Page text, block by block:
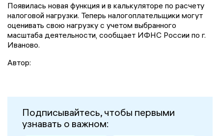
Появилась новая функция и в калькуляторе по расчету
налоговой нагрузки. Теперь налогоплательщики могут
оценивать свою нагрузку с учетом выбранного
масштаба деятельности, сообщает ИФНС России по г.
Иваново.
Автор:
Подписывайтесь, чтобы первыми
узнавать о важном: